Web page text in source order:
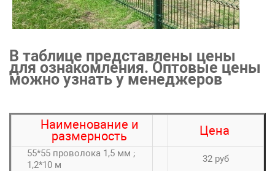
В таблице представлены цены
для ознакомления. Оптовые цены
можно узнать у менеджеров
Наименование и
размерность Цена
55*55 проволока 1,5 мм ;
1,2*10 м
32 руб